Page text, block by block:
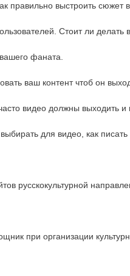
правильно выстроить сюжет
Стоит ли делать
фаната.
ваш контент чтоб он
видео должны выходить и
для видео, как
русскокультурной
при организации